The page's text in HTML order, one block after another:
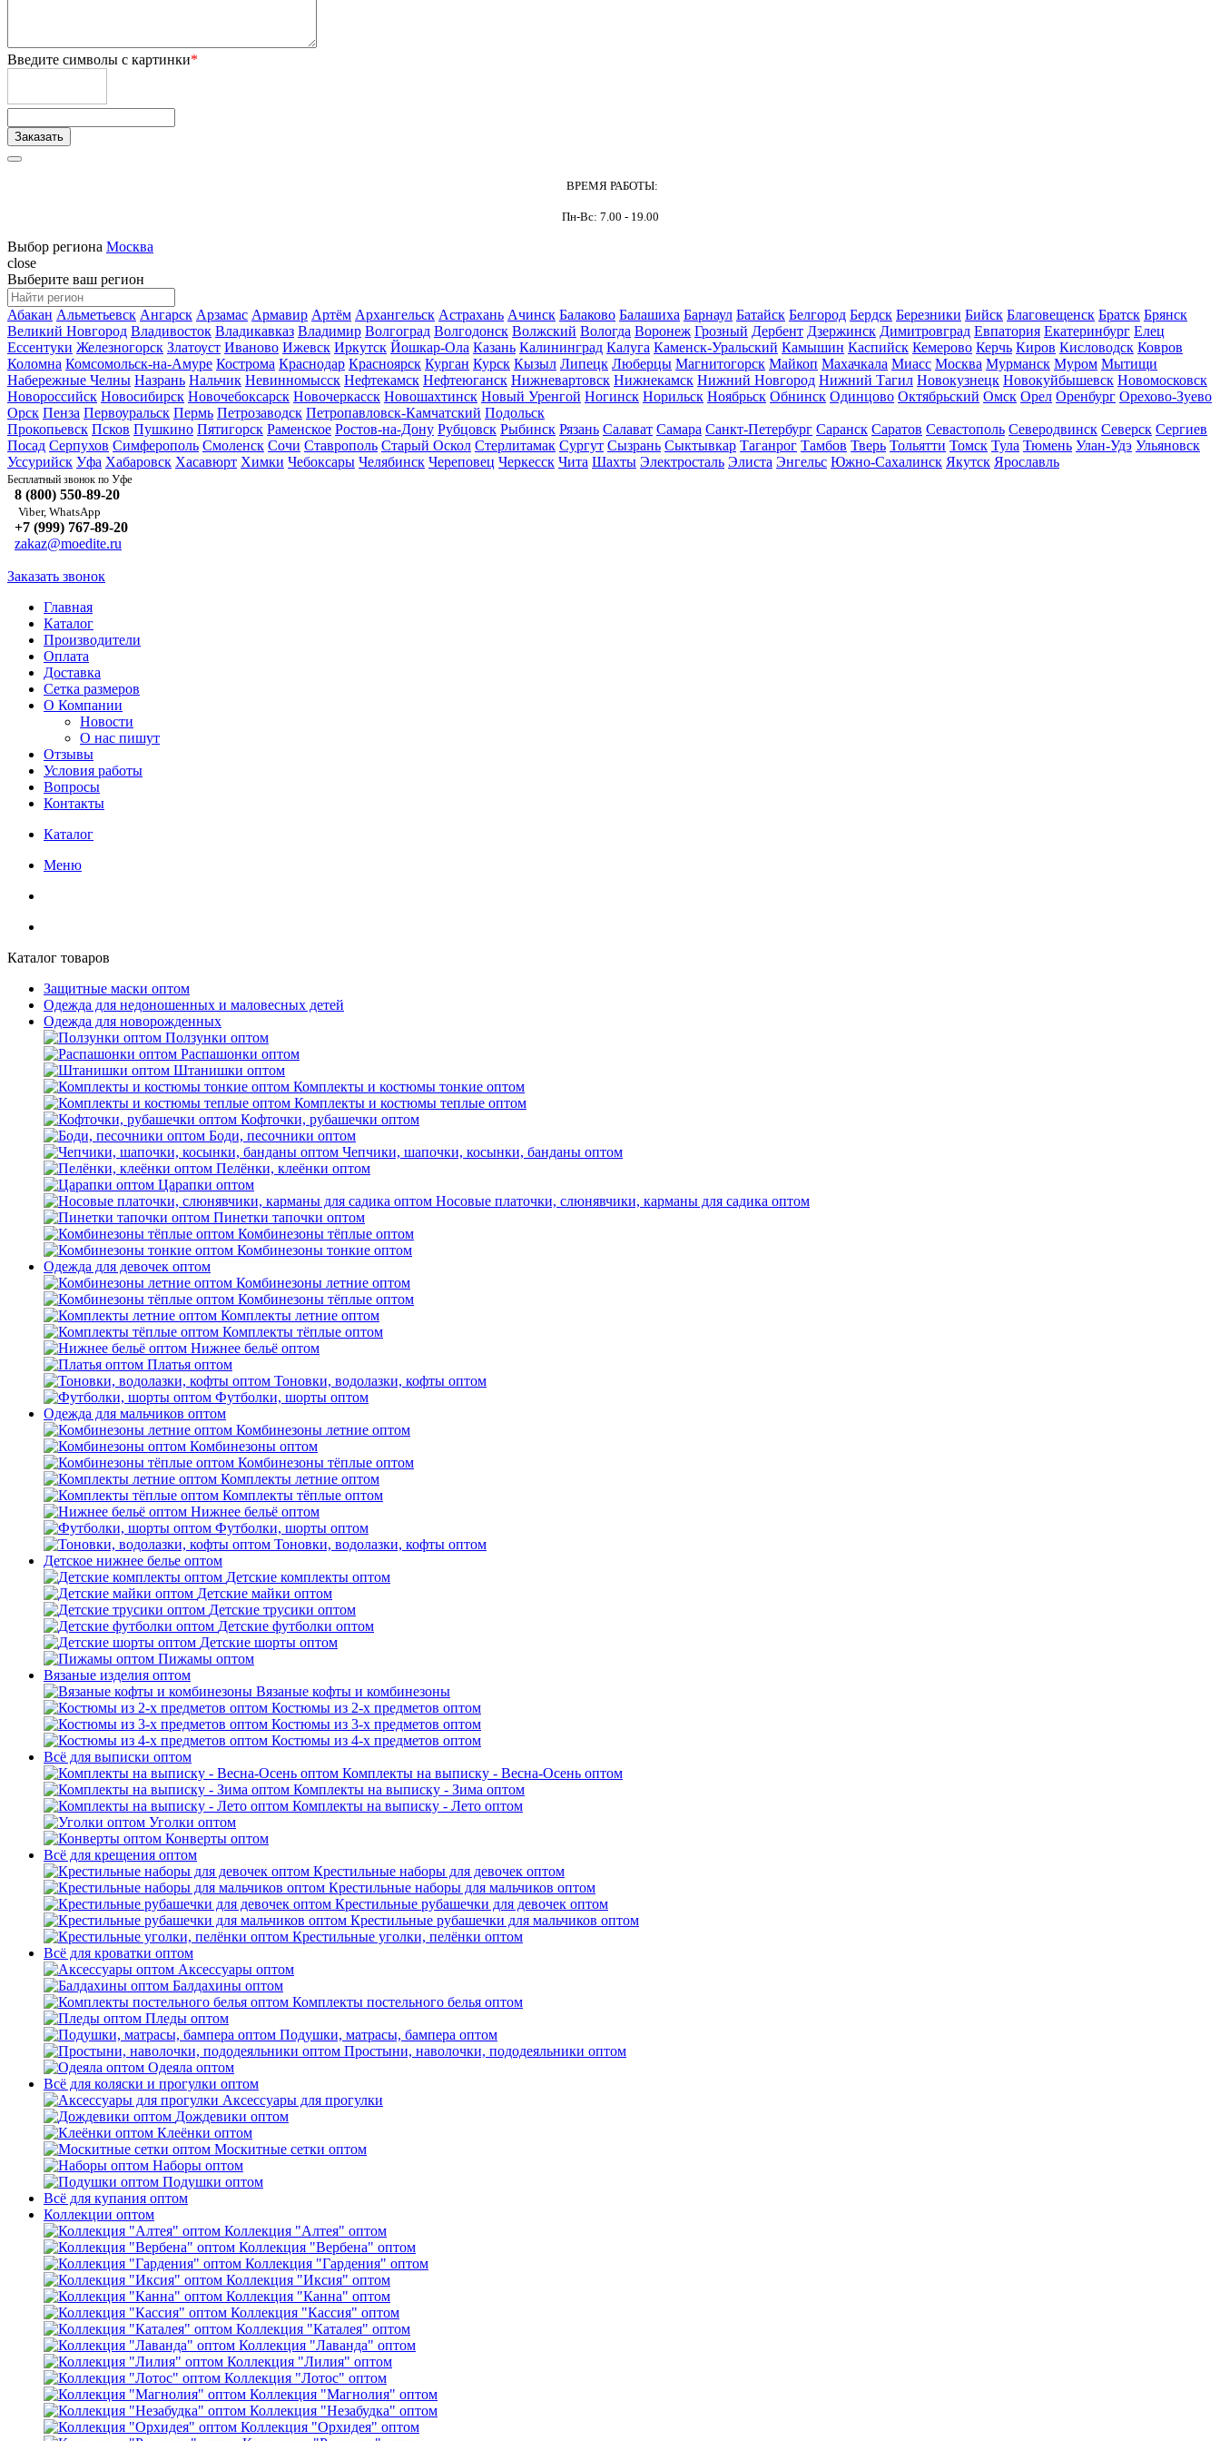
Введите символы с картинки*
ВРЕМЯ РАБОТЫ:
Пн-Вс: 7.00 - 19.00
Выбор региона Москва
close
Выберите ваш регион
Абакан Альметьевск Ангарск Арзамас Армавир Артём Архангельск Астрахань Ачинск Балаково Балашиха Барнаул Батайск Белгород Бердск Березники Бийск Благовещенск Братск Брянск
Великий Новгород Владивосток Владикавказ Владимир Волгоград Волгодонск Волжский Вологда Воронеж Грозный Дербент Дзержинск Димитровград Евпатория Екатеринбург Елец
Ессентуки Железногорск Златоуст Иваново Ижевск Иркутск Йошкар-Ола Казань Калининград Калуга Каменск-Уральский Камышин Каспийск Кемерово Керчь Киров Кисловодск Ковров
Коломна Комсомольск-на-Амуре Кострома Краснодар Красноярск Курган Курск Кызыл Липецк Люберцы Магнитогорск Майкоп Махачкала Миасс Москва Мурманск Муром Мытищи
Набережные Челны Назрань Нальчик Невинномысск Нефтекамск Нефтеюганск Нижневартовск Нижнекамск Нижний Новгород Нижний Тагил Новокузнецк Новокуйбышевск Новомосковск
Новороссийск Новосибирск Новочебоксарск Новочеркасск Новошахтинск Новый Уренгой Ногинск Норильск Ноябрьск Обнинск Одинцово Октябрьский Омск Орел Оренбург Орехово-Зуево
Орск Пенза Первоуральск Пермь Петрозаводск Петропавловск-Камчатский Подольск
Прокопьевск Псков Пушкино Пятигорск Раменское Ростов-на-Дону Рубцовск Рыбинск Рязань Салават Самара Санкт-Петербург Саранск Саратов Севастополь Северодвинск Северск Сергиев
Посад Серпухов Симферополь Смоленск Сочи Ставрополь Старый Оскол Стерлитамак Сургут Сызрань Сыктывкар Таганрог Тамбов Тверь Тольятти Томск Тула Тюмень Улан-Удэ Ульяновск
Уссурийск Уфа Хабаровск Хасавюрт Химки Чебоксары Челябинск Череповец Черкесск Чита Шахты Электросталь Элиста Энгельс Южно-Сахалинск Якутск Ярославль
Бесплатный звонок по Уфе
8 (800) 550-89-20
Viber, WhatsApp
+7 (999) 767-89-20
zakaz@moedite.ru
Заказать звонок
Главная
Каталог
Производители
Оплата
Доставка
Сетка размеров
О Компании
Новости
О нас пишут
Отзывы
Условия работы
Вопросы
Контакты
Каталог
Меню
Каталог товаров
Защитные маски оптом
Одежда для недоношенных и маловесных детей
Одежда для новорожденных
Ползунки оптом
Распашонки оптом
Штанишки оптом
Комплекты и костюмы тонкие оптом
Комплекты и костюмы теплые оптом
Кофточки, рубашечки оптом
Боди, песочники оптом
Чепчики, шапочки, косынки, банданы оптом
Пелёнки, клеёнки оптом
Царапки оптом
Носовые платочки, слюнявчики, карманы для садика оптом
Пинетки тапочки оптом
Комбинезоны тёплые оптом
Комбинезоны тонкие оптом
Одежда для девочек оптом
Комбинезоны летние оптом
Комбинезоны тёплые оптом
Комплекты летние оптом
Комплекты тёплые оптом
Нижнее бельё оптом
Платья оптом
Тоновки, водолазки, кофты оптом
Футболки, шорты оптом
Одежда для мальчиков оптом
Комбинезоны летние оптом
Комбинезоны оптом
Комбинезоны тёплые оптом
Комплекты летние оптом
Комплекты тёплые оптом
Нижнее бельё оптом
Футболки, шорты оптом
Тоновки, водолазки, кофты оптом
Детское нижнее белье оптом
Детские комплекты оптом
Детские майки оптом
Детские трусики оптом
Детские футболки оптом
Детские шорты оптом
Пижамы оптом
Вязаные изделия оптом
Вязаные кофты и комбинезоны
Костюмы из 2-х предметов оптом
Костюмы из 3-х предметов оптом
Костюмы из 4-х предметов оптом
Всё для выписки оптом
Комплекты на выписку - Весна-Осень оптом
Комплекты на выписку - Зима оптом
Комплекты на выписку - Лето оптом
Уголки оптом
Конверты оптом
Всё для крещения оптом
Крестильные наборы для девочек оптом
Крестильные наборы для мальчиков оптом
Крестильные рубашечки для девочек оптом
Крестильные рубашечки для мальчиков оптом
Крестильные уголки, пелёнки оптом
Всё для кроватки оптом
Аксессуары оптом
Балдахины оптом
Комплекты постельного белья оптом
Пледы оптом
Подушки, матрасы, бампера оптом
Простыни, наволочки, пододеяльники оптом
Одеяла оптом
Всё для коляски и прогулки оптом
Аксессуары для прогулки
Дождевики оптом
Клеёнки оптом
Москитные сетки оптом
Наборы оптом
Подушки оптом
Всё для купания оптом
Коллекции оптом
Коллекция "Алтея" оптом
Коллекция "Вербена" оптом
Коллекция "Гардения" оптом
Коллекция "Иксия" оптом
Коллекция "Канна" оптом
Коллекция "Кассия" оптом
Коллекция "Каталея" оптом
Коллекция "Лаванда" оптом
Коллекция "Лилия" оптом
Коллекция "Лотос" оптом
Коллекция "Магнолия" оптом
Коллекция "Незабудка" оптом
Коллекция "Орхидея" оптом